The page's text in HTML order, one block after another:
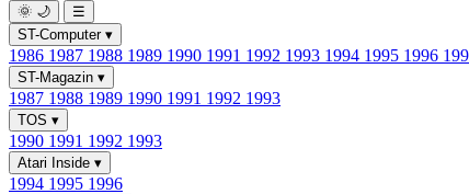
🌞 🌙
☰
ST-Computer ▾
1986 1987 1988 1989 1990 1991 1992 1993 1994 1995 1996
ST-Magazin ▾
1987 1988 1989 1990 1991 1992 1993
TOS ▾
1990 1991 1992 1993
Atari Inside ▾
1994 1995 1996